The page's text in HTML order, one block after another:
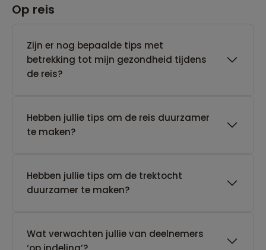
Op reis
Zijn er nog bepaalde tips met
betrekking tot mijn gezondheid tijdens
de reis?
Hebben jullie tips om de reis duurzamer
te maken?
Hebben jullie tips om de trektocht
duurzamer te maken?
Wat verwachten jullie van deelnemers